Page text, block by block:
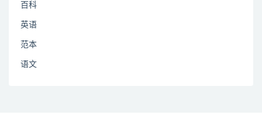
百科
英语
范本
语文